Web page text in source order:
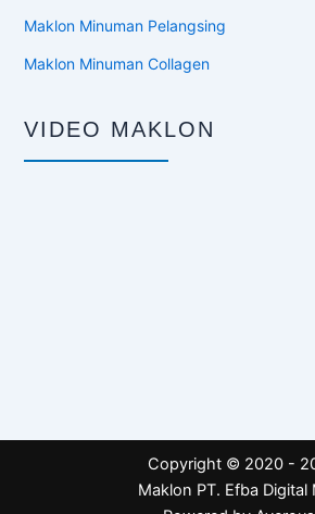
Maklon Minuman Pelangsing
Maklon Minuman Collagen
VIDEO MAKLON
Copyright © 2020 -
Maklon PT. Efba Digital